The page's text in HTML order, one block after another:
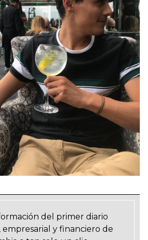
del primer diario
empresarial y financiero de